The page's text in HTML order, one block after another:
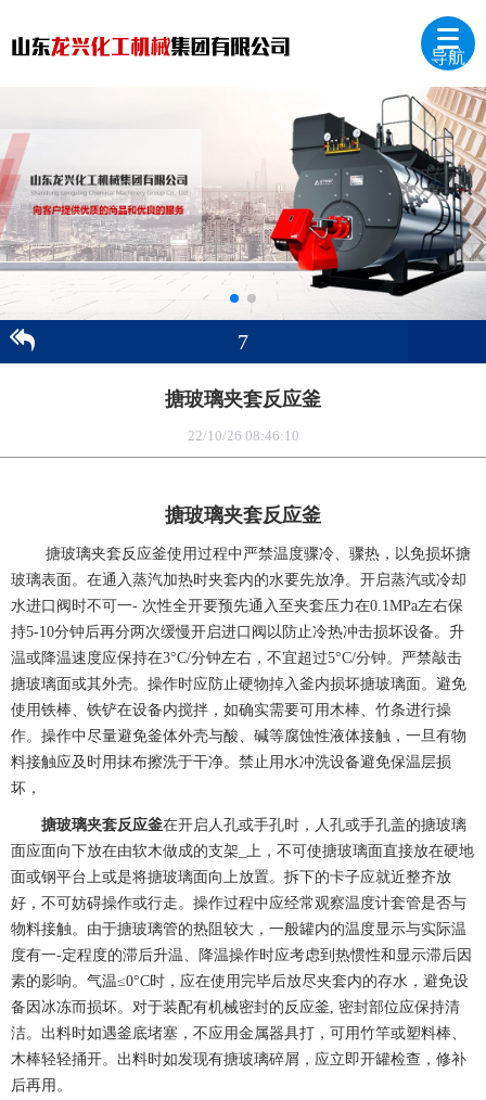
导航
7
搪玻璃夹套反应釜
22/10/26 08:46:10
搪玻璃夹套反应釜
搪玻璃夹套 反应釜使用过程中严禁温度骤冷、骤热，以免损坏搪
玻璃表面。在通入蒸汽加热时夹套内的水要先放净。开启蒸汽或冷却
水进口阀时不可一- 次性全开要预先通入至夹套压力在0.1MPa左右保
持5-10分钟后再分两次缓慢开启进口阀以防止冷热冲击损坏设备。升
温或降温速度应保持在3°C/分钟左右，不宜超过5°C/分钟。严禁敲击
搪玻璃面或其外壳。操作时应防止硬物掉入釜内损坏搪玻璃面。避免
使用铁棒、铁铲在设备内搅拌，如确实需要可用木棒、竹条进行操
作。操作中尽量避免釜体外壳与酸、碱等腐蚀性液体接触，一旦有物
料接触应及时用抹布擦洗于干净。禁止用水冲洗设备避免保温层损
坏，
搪玻璃夹套反应釜在开启人孔或手孔时，人孔或手孔盖的搪玻璃
面应面向下放在由软木做成的支架
上，不可使搪玻璃面直接放在硬地
面或钢平台上或是将搪玻璃面向上放置。拆下的卡子应就近整齐放
好，不可妨碍操作或行走。操作过程中应经常观察温度计套管是否与
物料接触。由于搪玻璃管的热阻较大，一般罐内的温度显示与实际温
度有一-定程度的滞后升温、降温操作时应考虑到热惯性和显示滞后因
素的影响。气温≤0°C时，应在使用完毕后放尽夹套内的存水，避免设
备因冰冻而损坏。对于装配有机械密封的反应釜
密封部位应保持清
洁。出料时如遇釜底堵塞，不应用金属器具打，可用竹竿或塑料棒、
木棒轻轻捅开。出料时如发现有搪玻璃碎屑，应立即开罐检查，修补
后再用。